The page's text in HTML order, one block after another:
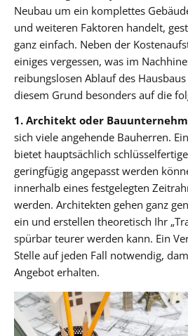
Neubau um ein komplettes
und weiteren Faktoren handelt,
ganz einfach. Neben der
einiges vergessen, was im
reibungslosen Ablauf des
diesem Grund besonders auf die
1. Architekt oder
sich viele angehende Bauherren.
bietet hauptsächlich
geringfügig angepasst werden
innerhalb eines festgelegten
werden. Architekten gehen ganz
ein und erstellen theoretisch Ihr
spürbar teurer werden kann. Ein
Stelle auf jeden Fall notwendig,
Angebot erhalten.